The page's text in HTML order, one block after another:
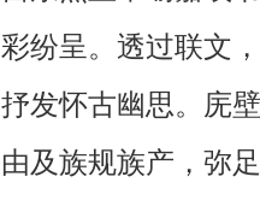
彩纷呈。透过联文
抒发怀古幽思。庑
由及族规族产，弥